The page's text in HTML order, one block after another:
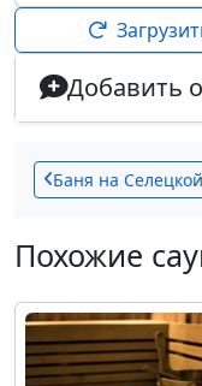
Добавить
Баня на Селецкой
Похожие